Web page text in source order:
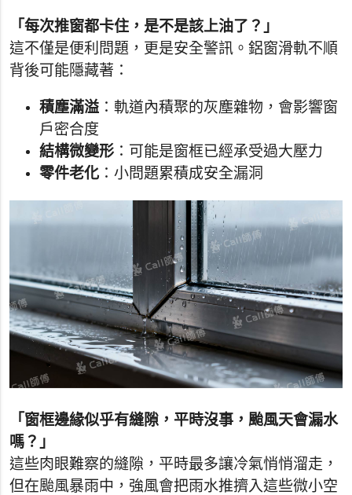
「每次推窗都卡住，是不是該上油了？」
這不僅是便利問題，更是安全警訊。鋁窗滑軌不順
背後可能隱藏著：
積塵滿溢：軌道內積聚的灰塵雜物，會影響窗
戶密合度
結構微變形：可能是窗框已經承受過大壓力
零件老化：小問題累積成安全漏洞
「窗框邊緣似乎有縫隙，平時沒事，颱風天會漏水
嗎？」
這些肉眼難察的縫隙，平時最多讓冷氣悄悄溜走，
但在颱風暴雨中，強風會把雨水推擠入這些微小空